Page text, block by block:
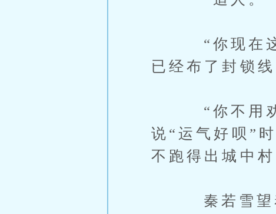
“你现在这样
已经布了封锁
“你不用劝我
说“运气好呗”
不跑得出城中
秦若雪望着